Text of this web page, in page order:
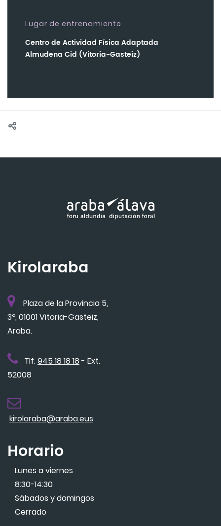
Lugar de entrenamiento
Centro de Actividad Física Adaptada
Almudena Cid (Vitoria-Gasteiz)
Kirolaraba
Plaza de la Provincia 5,
3º, 01001 Vitoria-Gasteiz,
Araba.
Tlf.945 18 18 18 - Ext.
52008
kirolaraba@araba.eus
Horario
Lunes a viernes
8:30-14:30
Sábados y domingos
Cerrado